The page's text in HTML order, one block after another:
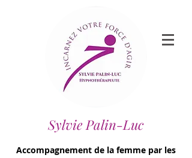
Sylvie Palin-Luc
Accompagnement de la femme par les